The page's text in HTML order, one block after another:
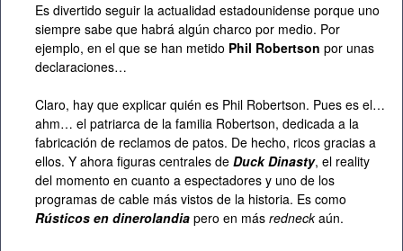
Es divertido seguir la actualidad estadounidense porque uno
siempre sabe que habrá algún charco por medio. Por
ejemplo, en el que se han metido Phil Robertson por unas
declaraciones…
Claro, hay que explicar quién es Phil Robertson. Pues es el…
ahm… el patriarca de la familia Robertson, dedicada a la
fabricación de reclamos de patos. De hecho, ricos gracias a
ellos. Y ahora figuras centrales de Duck Dinasty, el reality
del momento en cuanto a espectadores y uno de los
programas de cable más vistos de la historia. Es como
Rústicos en dinerolandia pero en más redneckaún.